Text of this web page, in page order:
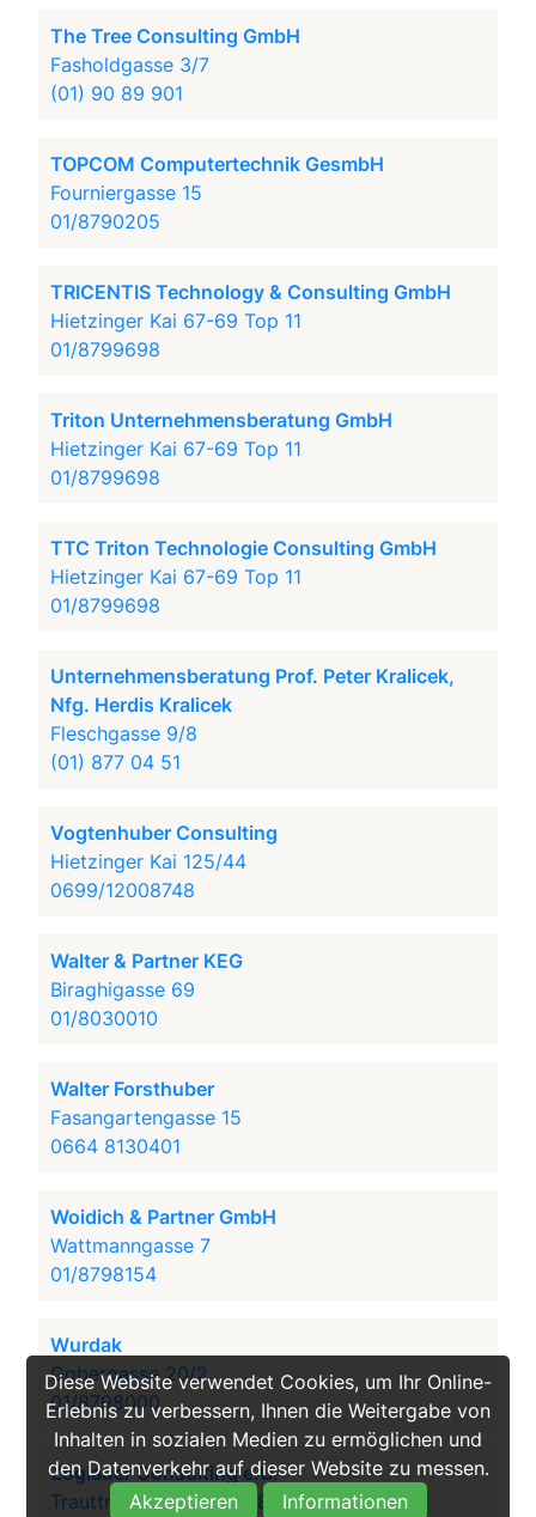
Diese Website verwendet Cookies, um Ihr Online-
Erlebnis zu verbessern, Ihnen die Weitergabe von
Inhalten in sozialen Medien zu ermöglichen und
den Datenverkehr auf dieser Website zu messen.
Akzeptieren
Informationen
The Tree Consulting GmbH
Fasholdgasse 3/7
(01) 90 89 901
TOPCOM Computertechnik GesmbH
Fourniergasse 15
01/8790205
TRICENTIS Technology & Consulting GmbH
Hietzinger Kai 67-69 Top 11
01/8799698
Triton Unternehmensberatung GmbH
Hietzinger Kai 67-69 Top 11
01/8799698
TTC Triton Technologie Consulting GmbH
Hietzinger Kai 67-69 Top 11
01/8799698
Unternehmensberatung Prof. Peter Kralicek,
Nfg. Herdis Kralicek
Fleschgasse 9/8
(01) 877 04 51
Vogtenhuber Consulting
Hietzinger Kai 125/44
0699/12008748
Walter & Partner KEG
Biraghigasse 69
01/8030010
Walter Forsthuber
Fasangartengasse 15
0664 8130401
Woidich & Partner GmbH
Wattmanngasse 7
01/8798154
Wurdak
Gobergasse 20/2
01/8798000
Zoglauer Consulting e.U.
Trauttmansdorffgasse 8/8